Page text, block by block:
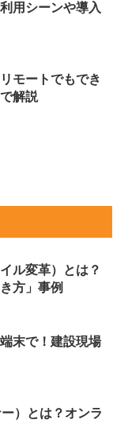
用シーンや導入
モートでもでき
解説
ル変革）とは？
方」事例
末で！建設現場
）とは？オンラ